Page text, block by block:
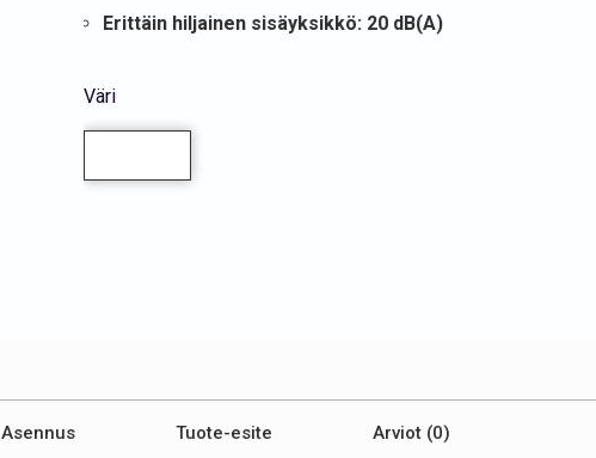
Erittäin hiljainen sisäyksikkö: 20 dB(A)
Väri
Asennus Tuote-esite Arviot (0)